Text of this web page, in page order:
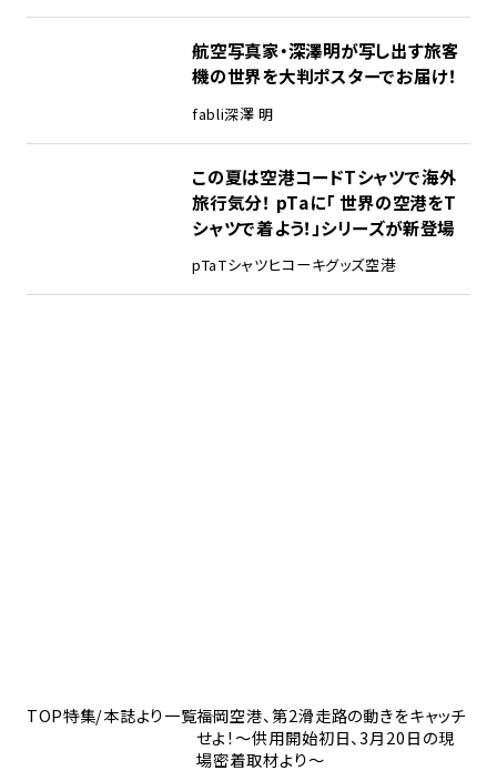
航空写真家・深澤明が写し出す旅客
機の世界を大判ポスターでお届け！
fabli深澤 明
この夏は空港コードTシャツで海外
旅行気分！ pTaに「 世界の空港をT
シャツで着よう！」シリーズが新登場
pTaTシャツヒコーキグッズ空港
TOP特集/本誌より一覧福岡空港、第2滑走路の動きをキャッチ
せよ！〜供用開始初日、3月20日の現
場密着取材より〜